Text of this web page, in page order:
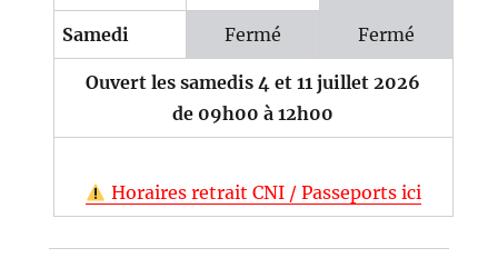
Samedi Fermé Fermé
Ouvert les samedis 4 et 11 juillet 2026
de 09h00 à 12h00
Horaires retrait CNI / Passeports ici